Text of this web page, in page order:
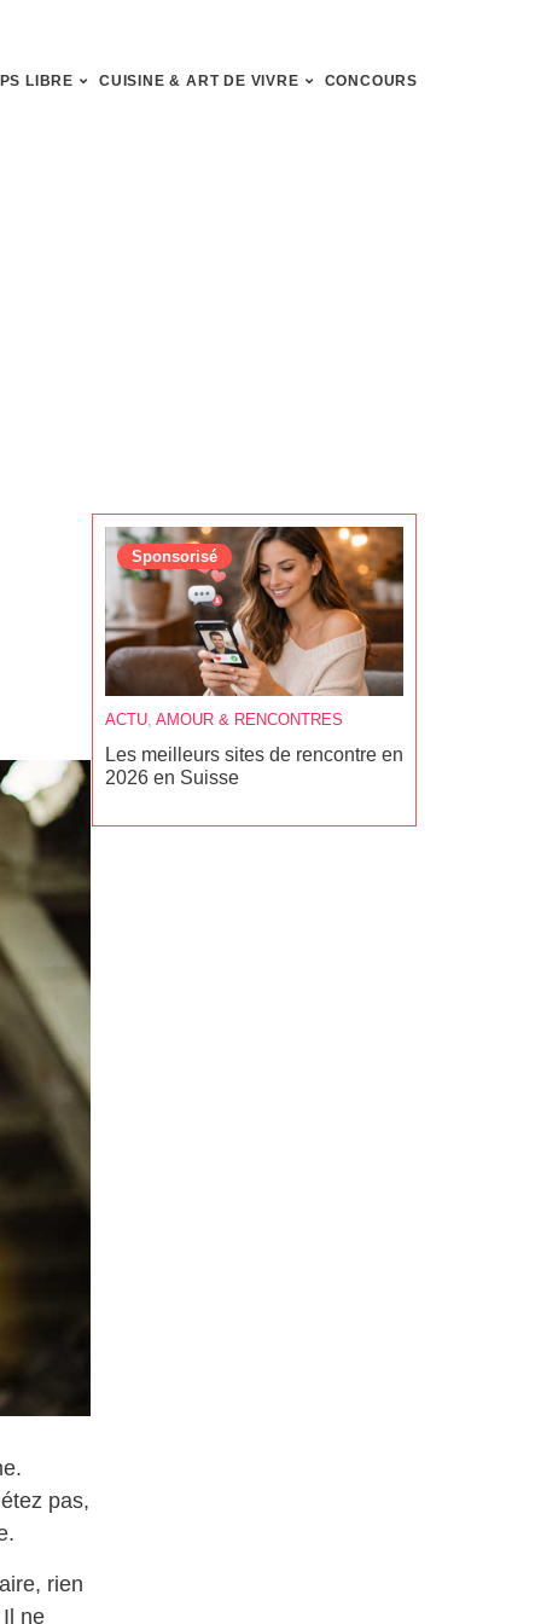
LIBRE CUISINE & ART DE VIVRE CONCOURS
pas,
rien
ne
Sponsorisé
ACTU, AMOUR & RENCONTRES
Les meilleurs sites de rencontre en
2026 en Suisse